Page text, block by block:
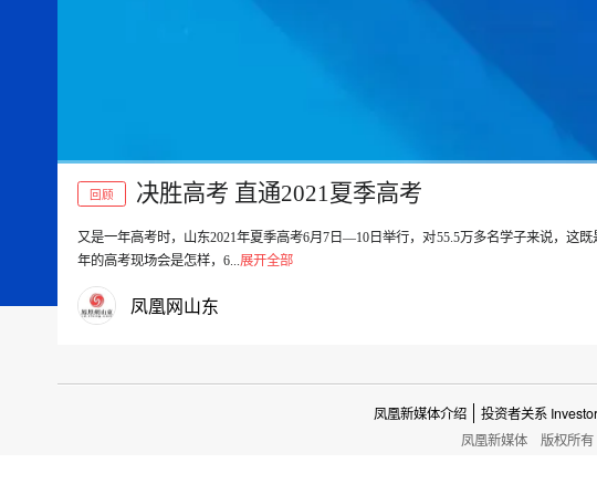
00:00
回顾 决胜高考 直通2021夏季高考
又是一年高考时，山东2021年夏季高考6月7日—10日举行，对55.5万多名学子来说，这
年的高考现场会是怎样，6... 展开全部
凤凰网山东
凤凰新媒体介绍 投资者关系
凤凰新媒体 版权所有